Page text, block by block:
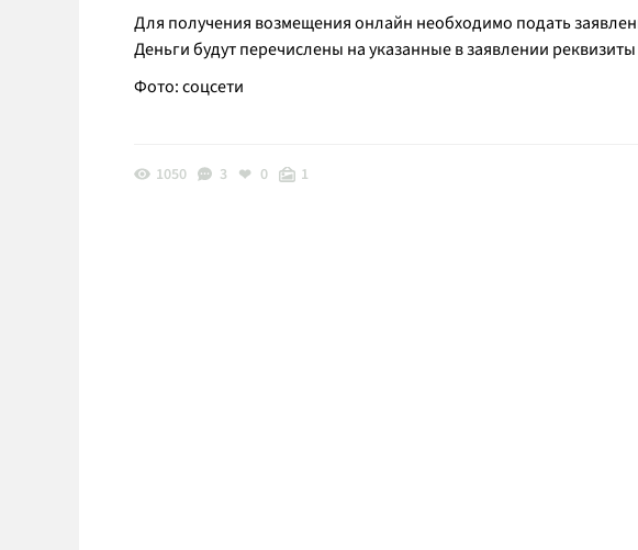
Для получения возмещения онлайн необходимо подать
Деньги будут перечислены на указанные в заявлении
Фото: соцсети
1050 3 0 1